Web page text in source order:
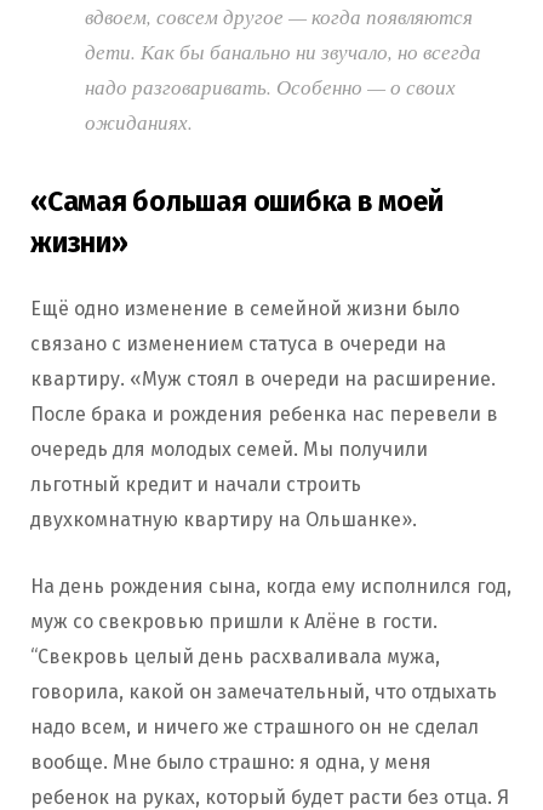
вдвоем, совсем другое — когда появляются
дети. Как бы банально ни звучало, но всегда
надо разговаривать. Особенно — о своих
ожиданиях.
«Самая большая ошибка в моей
жизни»
Ещё одно изменение в семейной жизни было
связано с изменением статуса в очереди на
квартиру. «Муж стоял в очереди на расширение.
После брака и рождения ребенка нас перевели в
очередь для молодых семей. Мы получили
льготный кредит и начали строить
двухкомнатную квартиру на Ольшанке».
На день рождения сына, когда ему исполнился год,
муж со свекровью пришли к Алёне в гости.
“Свекровь целый день расхваливала мужа,
говорила, какой он замечательный, что отдыхать
надо всем, и ничего же страшного он не сделал
вообще. Мне было страшно: я одна, у меня
ребенок на руках, который будет расти без отца. Я